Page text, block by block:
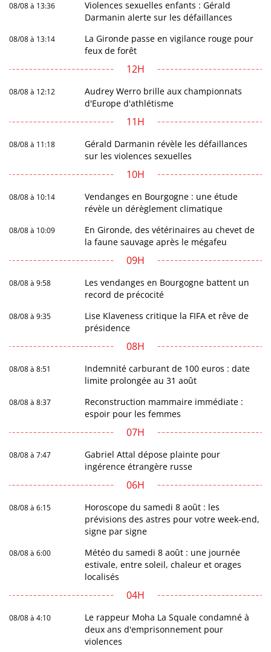
08/08 à 13:36
Violences sexuelles enfants : Gérald
Darmanin alerte sur les défaillances
08/08 à 13:14
La Gironde passe en vigilance rouge pour
feux de forêt
12H
08/08 à 12:12
Audrey Werro brille aux championnats
d'Europe d'athlétisme
11H
08/08 à 11:18
Gérald Darmanin révèle les défaillances
sur les violences sexuelles
10H
08/08 à 10:14
Vendanges en Bourgogne : une étude
révèle un dérèglement climatique
08/08 à 10:09
En Gironde, des vétérinaires au chevet de
la faune sauvage après le mégafeu
09H
08/08 à 9:58
Les vendanges en Bourgogne battent un
record de précocité
08/08 à 9:35
Lise Klaveness critique la FIFA et rêve de
présidence
08H
08/08 à 8:51
Indemnité carburant de 100 euros : date
limite prolongée au 31 août
08/08 à 8:37
Reconstruction mammaire immédiate :
espoir pour les femmes
07H
08/08 à 7:47
Gabriel Attal dépose plainte pour
ingérence étrangère russe
06H
08/08 à 6:15
Horoscope du samedi 8 août : les
prévisions des astres pour votre week-end,
signe par signe
08/08 à 6:00
Météo du samedi 8 août : une journée
estivale, entre soleil, chaleur et orages
localisés
04H
08/08 à 4:10
Le rappeur Moha La Squale condamné à
deux ans d'emprisonnement pour
violences